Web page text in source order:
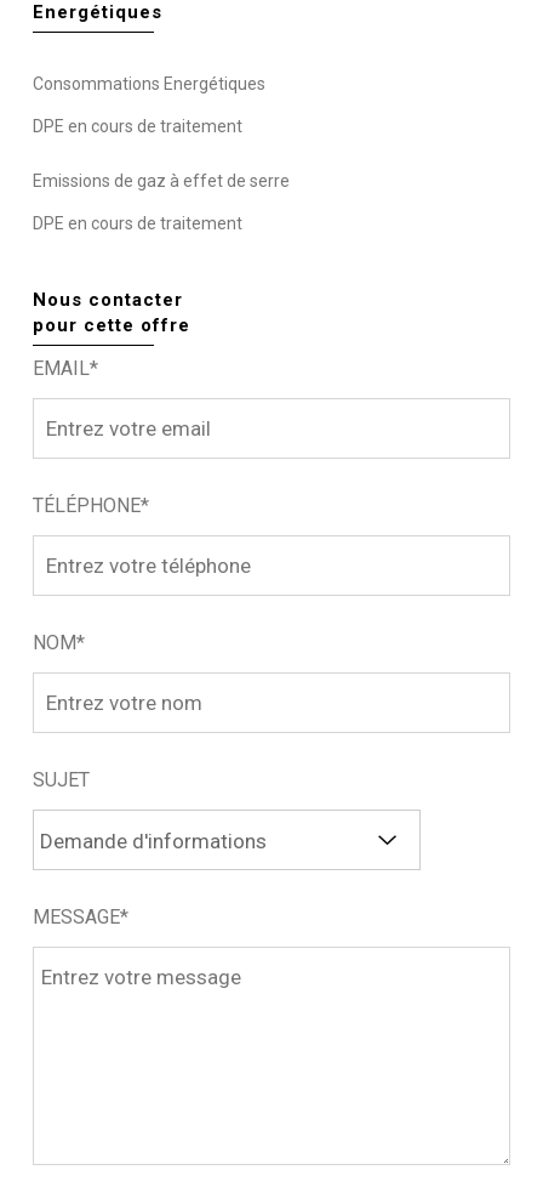
Energétiques
Consommations Energétiques
DPE en cours de traitement
Emissions de gaz à effet de serre
DPE en cours de traitement
Nous contacter
pour cette offre
EMAIL*
TÉLÉPHONE*
NOM*
SUJET
MESSAGE*